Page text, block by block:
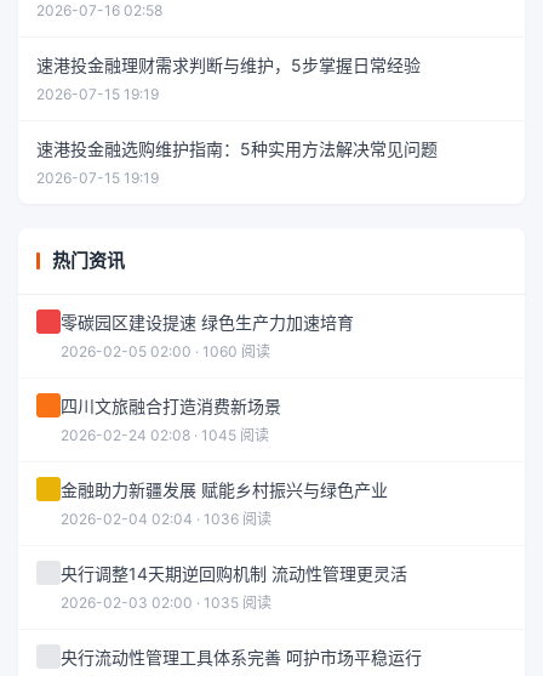
2026-07-16 02:58
速港投金融理财需求判断与维护，5步掌握日常经验
2026-07-15 19:19
速港投金融选购维护指南：5种实用方法解决常见问题
2026-07-15 19:19
热门资讯
零碳园区建设提速 绿色生产力加速培育
2026-02-05 02:00 · 1060 阅读
四川文旅融合打造消费新场景
2026-02-24 02:08 · 1045 阅读
金融助力新疆发展 赋能乡村振兴与绿色产业
2026-02-04 02:04 · 1036 阅读
央行调整14天期逆回购机制 流动性管理更灵活
2026-02-03 02:00 · 1035 阅读
央行流动性管理工具体系完善 呵护市场平稳运行